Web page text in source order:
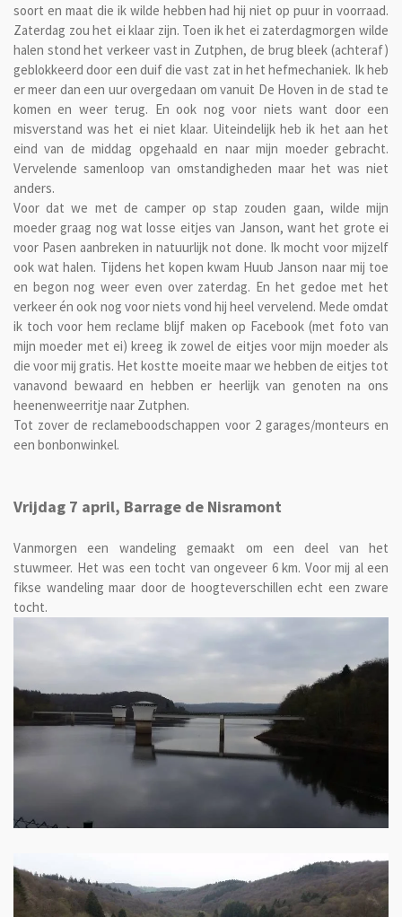
soort en maat die ik wilde hebben had hij niet op puur in voorraad.
Zaterdag zou het ei klaar zijn. Toen ik het ei zaterdagmorgen wilde
halen stond het verkeer vast in Zutphen, de brug bleek (achteraf)
geblokkeerd door een duif die vast zat in het hefmechaniek. Ik heb
er meer dan een uur overgedaan om vanuit De Hoven in de stad te
komen en weer terug. En ook nog voor niets want door een
misverstand was het ei niet klaar. Uiteindelijk heb ik het aan het
eind van de middag opgehaald en naar mijn moeder gebracht.
Vervelende samenloop van omstandigheden maar het was niet
anders.
Voor dat we met de camper op stap zouden gaan, wilde mijn
moeder graag nog wat losse eitjes van Janson, want het grote ei
voor Pasen aanbreken in natuurlijk not done. Ik mocht voor mijzelf
ook wat halen. Tijdens het kopen kwam Huub Janson naar mij toe
en begon nog weer even over zaterdag. En het gedoe met het
verkeer én ook nog voor niets vond hij heel vervelend. Mede omdat
ik toch voor hem reclame blijf maken op Facebook (met foto van
mijn moeder met ei) kreeg ik zowel de eitjes voor mijn moeder als
die voor mij gratis. Het kostte moeite maar we hebben de eitjes tot
vanavond bewaard en hebben er heerlijk van genoten na ons
heenenweerritje naar Zutphen.
Tot zover de reclameboodschappen voor 2 garages/monteurs en
een bonbonwinkel.
Vrijdag 7 april, Barrage de Nisramont
Vanmorgen een wandeling gemaakt om een deel van het
stuwmeer. Het was een tocht van ongeveer 6 km. Voor mij al een
fikse wandeling maar door de hoogteverschillen echt een zware
tocht.